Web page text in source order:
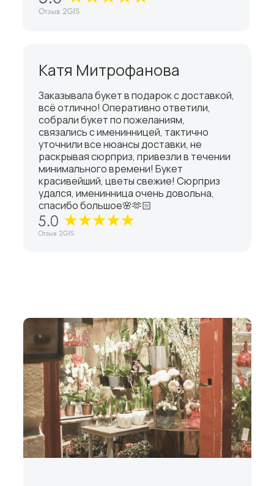
Катя Митрофанова
Заказывала букет в подарок с доставкой,
всё отлично! Оперативно ответили,
собрали букет по пожеланиям,
связались с именинницей, тактично
уточнили все нюансы доставки, не
раскрывая сюрприз, привезли в течении
минимального времени! Букет
красивейший, цветы свежие! Сюрприз
удался, именинница очень довольна,
спасибо большое🌸🫶🏻